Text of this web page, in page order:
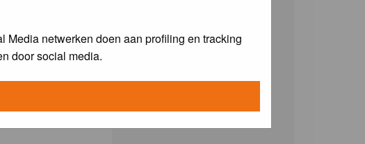
netwerken doen aan profiling en tracking
door social media.